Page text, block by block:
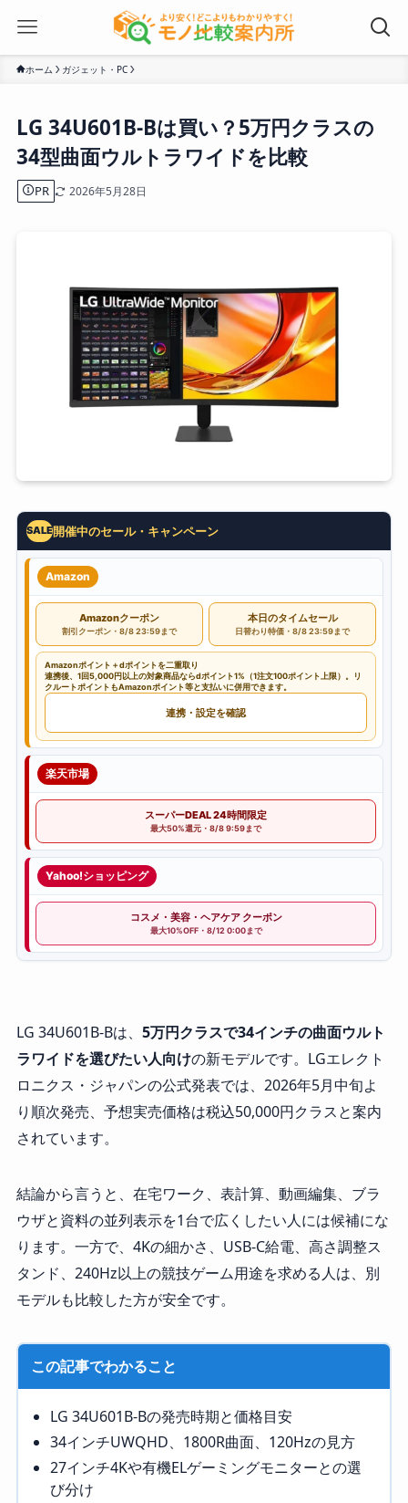
ホーム ガジェット・PC
LG 34U601B-Bは買い？5万円クラスの
34型曲面ウルトラワイドを比較
PR 2026年5月28日
SALE開催中のセール・キャンペーン
Amazon
Amazonクーポン
割引クーポン・8/8 23:59まで
本日のタイムセール
日替わり特価・8/8 23:59まで
Amazonポイント＋dポイントを二重取り
連携後、1回5,000円以上の対象商品ならdポイント1%（1注文100ポイント上限）。リ
クルートポイントもAmazonポイント等と支払いに併用できます。
連携・設定を確認
楽天市場
スーパーDEAL 24時間限定
最大50%還元・8/8 9:59まで
Yahoo!ショッピング
コスメ・美容・ヘアケア クーポン
最大10%OFF・8/12 0:00まで
LG 34U601B-Bは、 5万円クラスで34インチの曲面ウルト
ラワイドを選びたい人向けの新モデルです。LGエレクト
ロニクス・ジャパンの公式発表では、2026年5月中旬よ
り順次発売、予想実売価格は税込50,000円クラスと案内
されています。
結論から言うと、在宅ワーク、表計算、動画編集、ブラ
ウザと資料の並列表示を1台で広くしたい人には候補にな
ります。一方で、4Kの細かさ、USB-C給電、高さ調整ス
タンド、240Hz以上の競技ゲーム用途を求める人は、別
モデルも比較した方が安全です。
この記事でわかること
LG 34U601B-Bの発売時期と価格目安
34インチUWQHD、1800R曲面、120Hzの見方
27インチ4Kや有機ELゲーミングモニターとの選
び分け